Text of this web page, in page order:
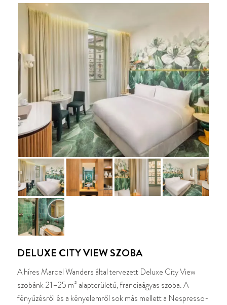
DELUXE CITY VIEW SZOBA
A híres Marcel Wanders által tervezett Deluxe City View
szobánk 21–25 m² alapterületű, franciaágyas szoba. A
fényűzésről és a kényelemről sok más mellett a Nespresso-